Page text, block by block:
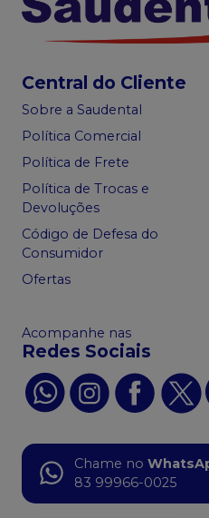
Central do Cliente
Sobre a Saudental
Política Comercial
Política de Frete
Política de Trocas e
Devoluções
Código de Defesa do
Consumidor
Ofertas
Acompanhe nas
Redes Sociais
Chame no
83 99966-0025